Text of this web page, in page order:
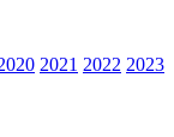
2021 2022 2023